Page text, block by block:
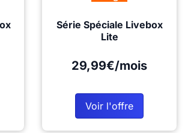
Série Spéciale Livebox
Lite
29,99€/mois
Voir l'offre